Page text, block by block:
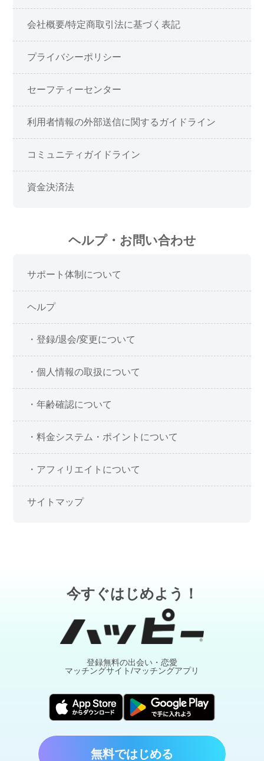
会社概要/特定商取引法に基づく表記
プライバシーポリシー
セーフティーセンター
利用者情報の外部送信に関するガイドライン
コミュニティガイドライン
資金決済法
ヘルプ・お問い合わせ
サポート体制について
ヘルプ
・登録/退会/変更について
・個人情報の取扱について
・年齢確認について
・料金システム・ポイントについて
・アフィリエイトについて
サイトマップ
今すぐはじめよう！
登録無料の出会い・恋愛
マッチングサイト/マッチングアプリ
無料ではじめる